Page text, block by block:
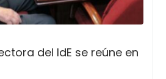
del IdE se reúne en